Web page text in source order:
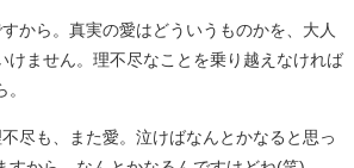
から。真実の愛はどういうものかを、大人
けません。理不尽なことを乗り越えなければ
尽も、また愛。泣けばなんとかなると思っ